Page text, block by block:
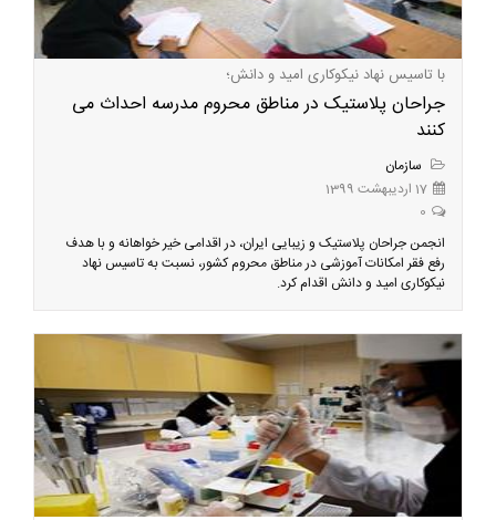
با تاسیس نهاد نیکوکاری امید و دانش؛
جراحان پلاستیک در مناطق محروم مدرسه احداث می
کنند
سازمان
17 اردیبهشت 1399
0
انجمن جراحان پلاستیک و زیبایی ایران، در اقدامی خیر خواهانه و با هدف
رفع فقر امکانات آموزشی در مناطق محروم کشور، نسبت به تاسیس نهاد
نیکوکاری امید و دانش اقدام کرد.